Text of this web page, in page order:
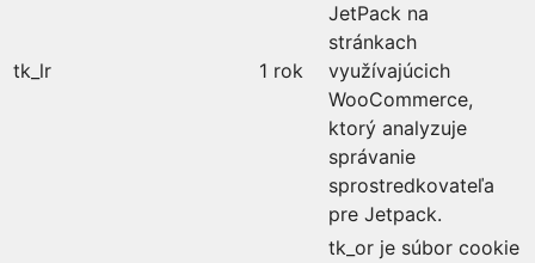
tk_lr 1 rok
JetPack na
stránkach
využívajúcich
WooCommerce,
ktorý analyzuje
správanie
sprostredkovateľa
pre Jetpack.
tk_or je súbor cookie